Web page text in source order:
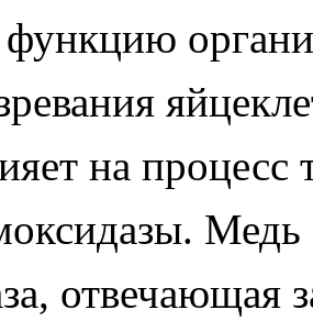
на процесс
отвечающая